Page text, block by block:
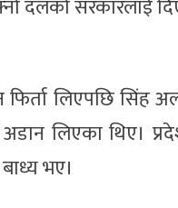
दलको सरकारलाई
लिएपछि सिंह
लिएका थिए।
भए।